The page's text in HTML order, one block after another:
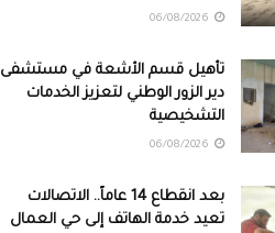
تأهيل قسم الأشعة في مستشفى
دير الزور الوطني لتعزيز الخدمات
التشخيصية
بعد انقطاع 14 عاماً.. الاتصالات
تعيد خدمة الهاتف إلى حي العمال